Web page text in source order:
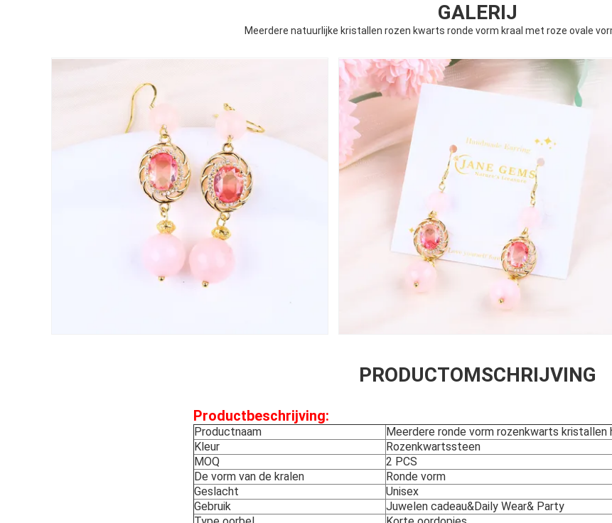
GALERIJ
Meerdere natuurlijke kristallen rozen kwarts ronde vorm kraal met roze ovale
PRODUCTOMSCHRIJVING
Productbeschrijving:
Productnaam
Meerdere ronde vorm rozenkwarts kristallen
Kleur
Rozenkwartssteen
MOQ
2 PCS
De vorm van de kralen
Ronde vorm
Geslacht
Unisex
Gebruik
Juwelen cadeau&Daily Wear& Party